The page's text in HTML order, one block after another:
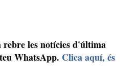
rebre les notícies d'última
WhatsApp. Clica aquí, és